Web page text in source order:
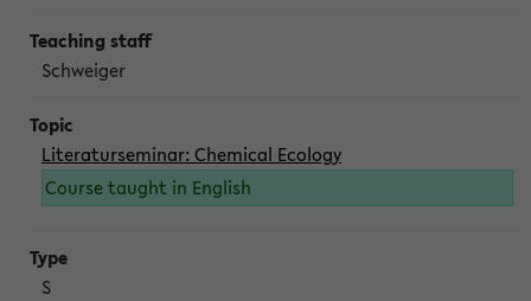
Schweiger
Literaturseminar: Chemical Ecology
Course taught in English
S